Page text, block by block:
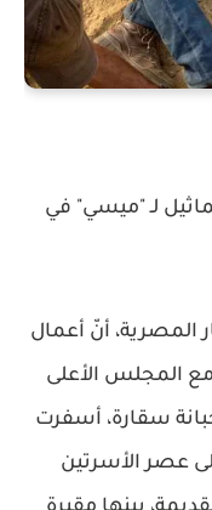
4300 عام.. العثور على 9 تماثيل لـ "ميسي" في
المصرية، أنّ أعمال
مع المجلس الأعلى
سقارة، أسفرت
عصر الأسرتين